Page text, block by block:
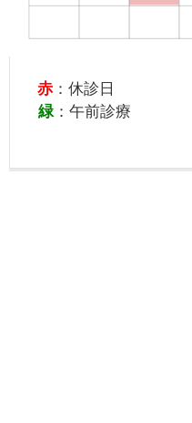
赤 ：休診日
緑 ：午前診療